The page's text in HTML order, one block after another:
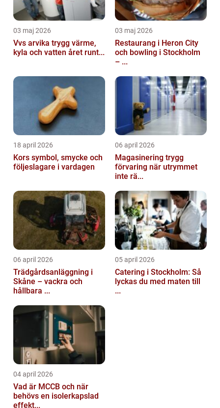
03 maj 2026
Vvs arvika trygg värme,
kyla och vatten året runt...
03 maj 2026
Restaurang i Heron City
och bowling i Stockholm
– ...
18 april 2026
Kors symbol, smycke och
följeslagare i vardagen
06 april 2026
Magasinering trygg
förvaring när utrymmet
inte rä...
06 april 2026
Trädgårdsanläggning i
Skåne – vackra och
hållbara ...
05 april 2026
Catering i Stockholm: Så
lyckas du med maten till
...
04 april 2026
Vad är MCCB och när
behövs en isolerkapslad
effekt...